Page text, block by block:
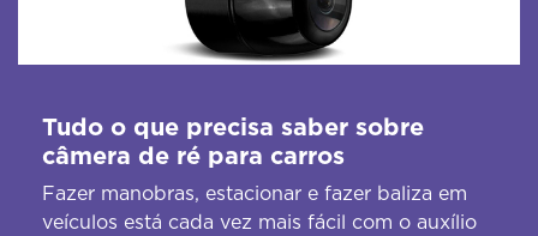
Tudo o que precisa saber sobre
câmera de ré para carros
Fazer manobras, estacionar e fazer baliza em
veículos está cada vez mais fácil com o auxílio